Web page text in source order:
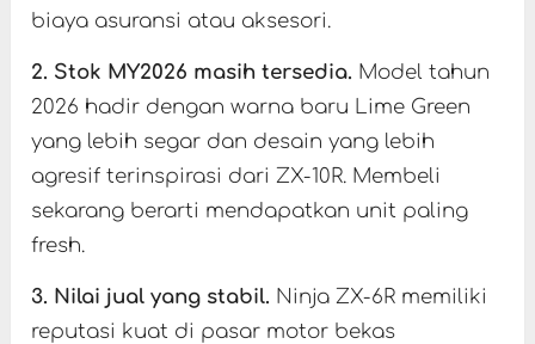
biaya asuransi atau aksesori.
2. Stok MY2026 masih tersedia. Model tahun
2026 hadir dengan warna baru Lime Green
yang lebih segar dan desain yang lebih
agresif terinspirasi dari ZX-10R. Membeli
sekarang berarti mendapatkan unit paling
fresh.
3. Nilai jual yang stabil. Ninja ZX-6R memiliki
reputasi kuat di pasar motor bekas